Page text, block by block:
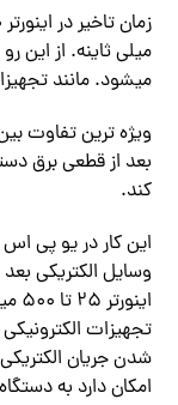
میلی ثاینه. از این
میشود. مانند
ویژه ترین تفاوت
بعد از قطعی برق
کند.
وسایل الکتریکی
تجهیزات
شدن جریان
امکان دارد به